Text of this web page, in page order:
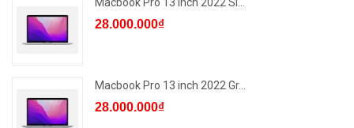
Macbook Pro 13 inch 2022 Si...
28.000.000₫
Macbook Pro 13 inch 2022 Gr...
28.000.000₫